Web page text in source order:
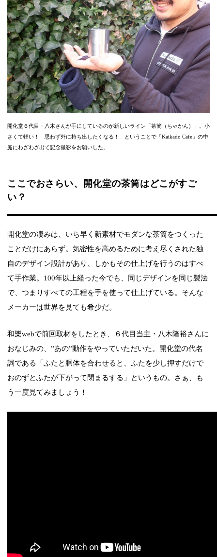
開化堂６代目・八木さんが手にしているのが新しいライン「茶簡（ちゃかん）」。小
さくて軽い！ 思わず外に持ち出したくなる！ ということで「Kaikado Cafe」の中
庭にわざわざ出て記念撮影をお願いした。
ここでおさらい、開化堂の茶筒はどこがすご
い？
開化堂の凄みは、いち早く新素材でモダンな茶筒をつくった
ことだけにあらず。気密性を高めるために考え尽くされた独
自のデザイン設計があり、しかもその仕上げを行うのはすべ
て手作業。100年以上経った今でも、同じデザインを同じ製法
で、つまりすべての工程を手を使って仕上げている。そんな
メーカーは世界を見ても希少だ。
和樂webで前回取材をしたとき、６代目当主・八木隆裕さんに
おなじみの、”あの”動作をやっていただいた。開化堂の代名
詞である「ふたと胴体を合わせると、ふたを少し押すだけで
おのずとふたが下がって閉まるする」というもの。さぁ、も
う一度見てみましょう！